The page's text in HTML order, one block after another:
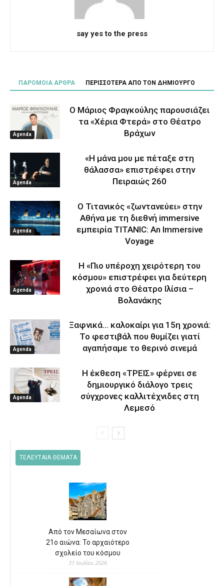
say yes to the press
ΠΑΡΟΜΟΙΑ ΑΡΘΡΑ ΠΕΡΙΣΣΟΤΕΡΑ ΑΠΟ ΤΟΝ ΔΗΜΙΟΥΡΓΟ
Agenda
Ο Μάριος Φραγκούλης παρουσιάζει
τα «Χέρια Φτερά» στο Θέατρο
Βράχων
Agenda
«Η μάνα μου με πέταξε στη
θάλασσα» επιστρέφει στην
Πειραιώς 260
Agenda
Ο Τιτανικός «ζωντανεύει» στην
Αθήνα με τη διεθνή immersive
εμπειρία TITANIC: An Immersive
Voyage
Agenda
Η «Πιο υπέροχη χειρότερη του
κόσμου» επιστρέφει για δεύτερη
χρονιά στο Θέατρο Ιλίσια –
Βολανάκης
Agenda
Ξαφνικά… καλοκαίρι για 15η χρονιά:
Το φεστιβάλ που θυμίζει γιατί
αγαπήσαμε το θερινό σινεμά
Agenda
Η έκθεση «ΤΡΕΙΣ» φέρνει σε
δημιουργικό διάλογο τρεις
σύγχρονες καλλιτέχνιδες στη
Λεμεσό
ΤΕΛΕΥΤΑΙΑ ΘΕΜΑΤΑ
Από τον Μεσαίωνα στον
21ο αιώνα: Το αρχαιότερο
σχολείο του κόσμου
31 Ιουλίου 2026